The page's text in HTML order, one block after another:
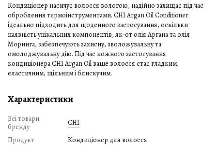
Кондиціонер насичує волосся вологою, надійно захищає під час
оброблення термоінструментами. CHI Argan Oil Conditioner
ідеально підходить для щоденного застосування, оскільки
наявність унікальних компонентів, як-от олія Аргана та олія
Моринга, забезпечують захисну, зволожувальну та
омолоджувальну дію. Під час кожного застосування
кондиціонера CHI Argan Oil ваше волосся стає гладким,
еластичним, щільним і блискучим.
Характеристики
Всі товари
бренду
CHI
Продукт
Кондиціонер для волосся